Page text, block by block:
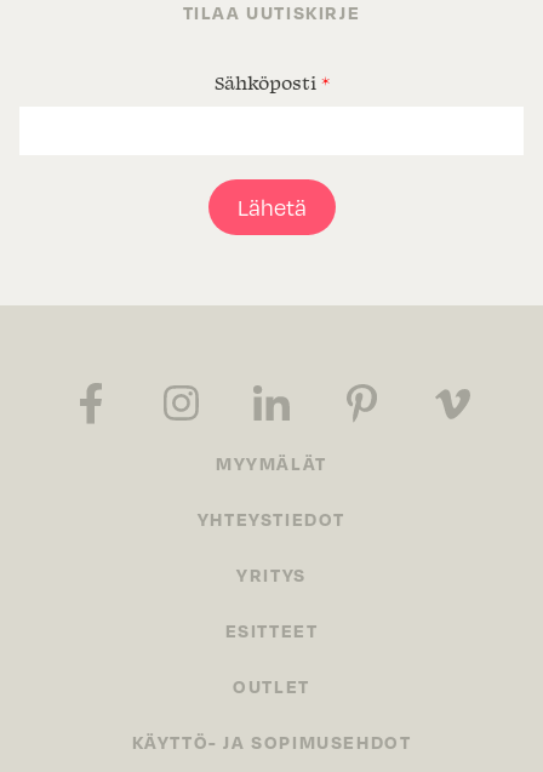
TILAA UUTISKIRJE
Sähköposti *
Lähetä
MYYMÄLÄT
YHTEYSTIEDOT
YRITYS
ESITTEET
OUTLET
KÄYTTÖ- JA SOPIMUSEHDOT